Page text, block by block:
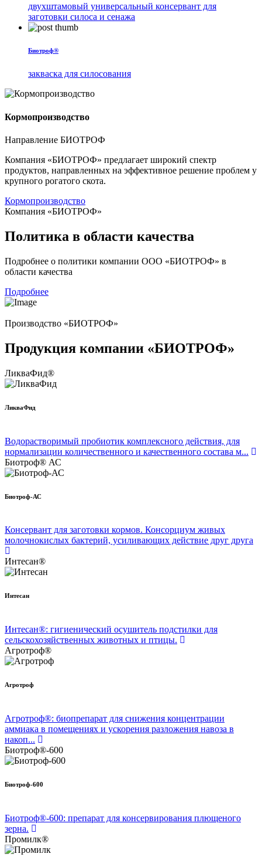
двухштамовый универсальный консервант для
заготовки силоса и сенажа
Биотроф®
закваска для силосования
Кормопроизводство
Направление БИОТРОФ
Компания «БИОТРОФ» предлагает широкий спектр
продуктов, направленных на эффективное решение проблем у
крупного рогатого скота.
Кормопроизводство
Компания «БИОТРОФ»
Политика в области качества
Подробнее о политики компании ООО «БИОТРОФ» в
области качества
Подробнее
Производство «БИОТРОФ»
Продукция компании «БИОТРОФ»
ЛикваФид®
ЛикваФид
Водорастворимый пробиотик комплексного действия, для
нормализации количественного и качественного состава м...
Биотроф® АС
Биотроф-АС
Консервант для заготовки кормов. Консорциум живых
молочнокислых бактерий, усиливающих действие друг друга
Интесан®
Интесан
Интесан®: гигиенический осушитель подстилки для
сельскохозяйственных животных и птицы.
Агротроф®
Агротроф
Агротроф®: биопрепарат для снижения концентрации
аммиака в помещениях и ускорения разложения навоза в
накоп...
Биотроф®-600
Биотроф-600
Биотроф®-600: препарат для консервирования плющеного
зерна.
Промилк®